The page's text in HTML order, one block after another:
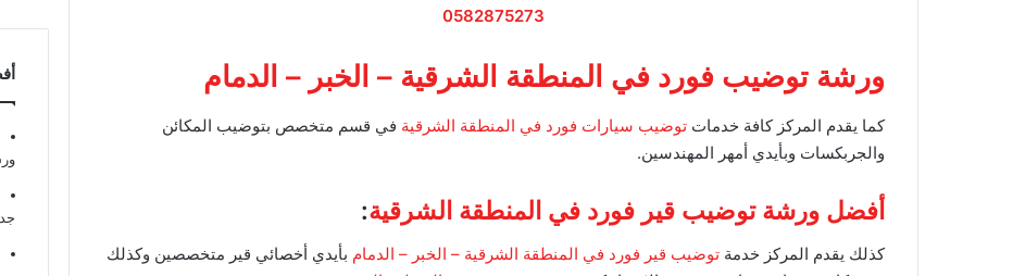
0582875273
ورشة توضيب فورد في المنطقة الشرقية – الخبر – الدمام
كما يقدم المركز كافة خدمات توضيب سيارات فورد في المنطقة الشرقية في قسم متخصص بتوضيب المكائن
والجربكسات وبأيدي أمهر المهندسين.
أفضل ورشة توضيب قير فورد في المنطقة الشرقية:
كذلك يقدم المركز خدمة توضيب قير فورد في المنطقة الشرقية – الخبر – الدمام بأيدي أخصائي قير متخصصين وكذلك